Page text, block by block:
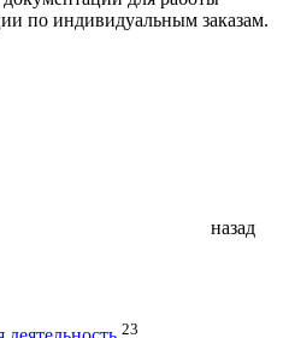
по индивидуальным заказам.
назад
23